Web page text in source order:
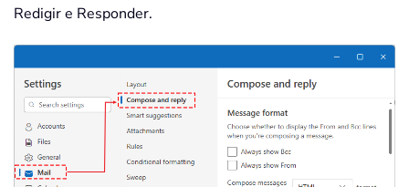
Redigir e Responder.